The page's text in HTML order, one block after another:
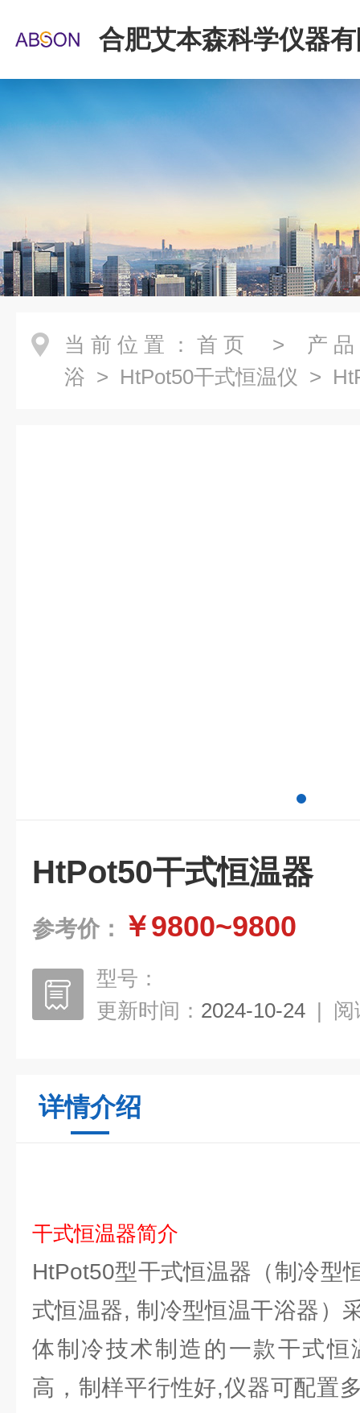
合肥艾本森科学仪器
当前位置： 首页 > 产
浴 > HtPot50干式恒温仪 >
HtPot50干式恒温器
参考价： ￥9800~9800
型号：
更新时间： 2024-10-24 | 阅
详情介绍
干式恒温器简介
HtPot50型干式恒温器（制冷型
式恒温器, 制冷型恒温干浴器）
体制冷技术制造的一款干式恒
高，制样平行性好,仪器可配置